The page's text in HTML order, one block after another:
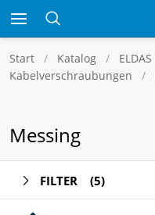
Start Katalog ELDAS
Kabelverschraubungen
Messing
FILTER (5)